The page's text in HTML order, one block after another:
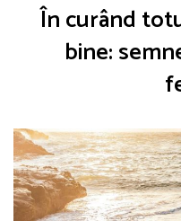
În curând
bine: